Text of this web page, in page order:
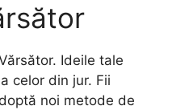
Ideile tale
celor din jur. Fii
noi metode de